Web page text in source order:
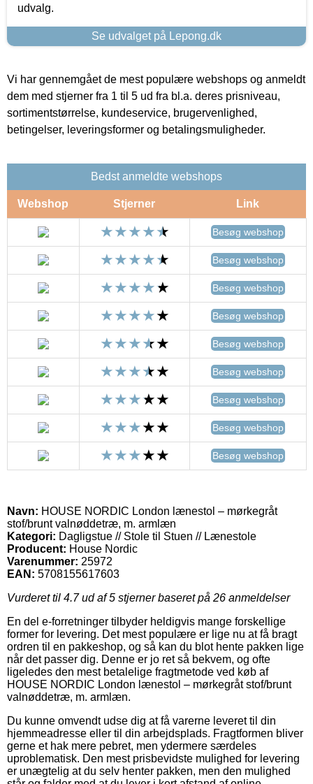
udvalg.
Se udvalget på Lepong.dk
Vi har gennemgået de mest populære webshops og anmeldt
dem med stjerner fra 1 til 5 ud fra bl.a. deres prisniveau,
sortimentstørrelse, kundeservice, brugervenlighed,
betingelser, leveringsformer og betalingsmuligheder.
Bedst anmeldte webshops
Webshop Stjerner Link
Besøg webshop
Besøg webshop
Besøg webshop
Besøg webshop
Besøg webshop
Besøg webshop
Besøg webshop
Besøg webshop
Besøg webshop
Navn: HOUSE NORDIC London lænestol – mørkegråt
stof/brunt valnøddetræ, m. armlæn
Kategori: Dagligstue // Stole til Stuen // Lænestole
Producent: House Nordic
Varenummer: 25972
EAN: 5708155617603
Vurderet til 4.7ud af 5 stjerner baseret på 26 anmeldelser
En del e-forretninger tilbyder heldigvis mange forskellige
former for levering. Det mest populære er lige nu at få bragt
ordren til en pakkeshop, og så kan du blot hente pakken lige
når det passer dig. Denne er jo ret så bekvem, og ofte
ligeledes den mest betalelige fragtmetode ved køb af
HOUSE NORDIC London lænestol – mørkegråt stof/brunt
valnøddetræ, m. armlæn.
Du kunne omvendt udse dig at få varerne leveret til din
hjemmeadresse eller til din arbejdsplads. Fragtformen bliver
gerne et hak mere pebret, men ydermere særdeles
uproblematisk. Den mest prisbevidste mulighed for levering
er unægtelig at du selv henter pakken, men den mulighed